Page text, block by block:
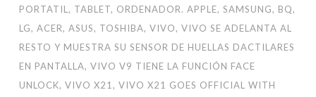
PORTATIL, TABLET, ORDENADOR. APPLE, SAMSUNG, BQ,
LG, ACER, ASUS, TOSHIBA, VIVO, VIVO SE ADELANTA AL
RESTO Y MUESTRA SU SENSOR DE HUELLAS DACTILARES
EN PANTALLA, VIVO V9 TIENE LA FUNCIÓN FACE
UNLOCK, VIVO X21 , VIVO X21 GOES OFFICIAL WITH